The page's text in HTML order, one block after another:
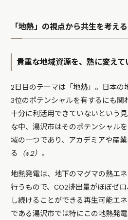
「地熱」の視点から共生を考える
貴重な地域資源を、熱に変え
2日目のテーマは「地熱」。日本の
3位のポテンシャルを有するにも関
十分に利活用できていないという
な中、湯沢市はそのポテンシャル
域の一つであり、 アカデミアや産
る
（※2） 。
地熱発電は、地下のマグマの熱エ
行うもので、CO2排出量がほぼゼ
し続けることができる再生可能エ
である湯沢市では特にこの地熱発